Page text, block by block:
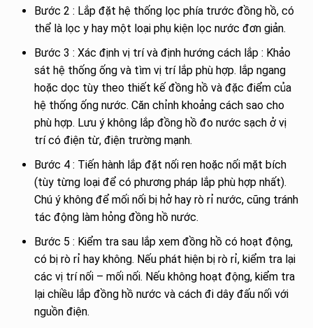
Bước 2 : Lắp đặt hệ thống lọc phía trước đồng hồ, có
thể là lọc y hay một loại phụ kiện lọc nước đơn giản.
Bước 3 : Xác định vị trí và định hướng cách lắp : Khảo
sát hệ thống ống và tìm vị trí lắp phù hợp. lắp ngang
hoặc dọc tùy theo thiết kế đồng hồ và đặc điểm của
hệ thống ống nước. Căn chỉnh khoảng cách sao cho
phù hợp. Lưu ý không lắp đồng hồ đo nước sạch ở vị
trí có điện từ, điện trường mạnh.
Bước 4 : Tiến hành lắp đặt nối ren hoặc nối mặt bích
(tùy từng loại để có phương pháp lắp phù hợp nhất).
Chú ý không để mối nối bị hở hay rò rỉ nước, cũng tránh
tác động làm hỏng đồng hồ nước.
Bước 5 : Kiểm tra sau lắp xem đồng hồ có hoạt động,
có bị rò rỉ hay không. Nếu phát hiện bị rò rỉ, kiểm tra lại
các vị trí nối – mối nối. Nếu không hoạt động, kiểm tra
lại chiều lắp đồng hồ nước và cách đi dây đấu nối với
nguồn điện.